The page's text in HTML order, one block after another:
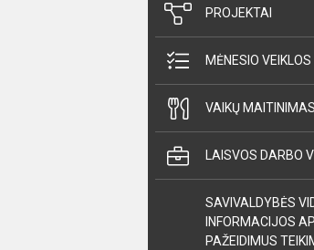
PROJEKTAI
MĖNESIO
VAIKŲ MAITINIMAS
LAISVOS DARBO
SAVIVALDYBĖS
INFORMACIJOS
PAŽEIDIMUS